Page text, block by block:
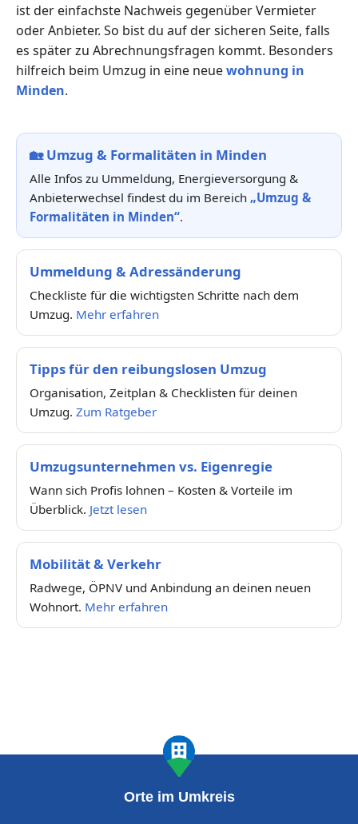
ist der einfachste Nachweis gegenüber Vermieter
oder Anbieter. So bist du auf der sicheren Seite, falls
es später zu Abrechnungsfragen kommt. Besonders
hilfreich beim Umzug in eine neuewohnung in
Minden.
🏡Umzug & Formalitäten in Minden
Alle Infos zu Ummeldung, Energieversorgung &
Anbieterwechsel findest du im Bereich „Umzug &
Formalitäten in Minden“.
Ummeldung & Adressänderung
Checkliste für die wichtigsten Schritte nach dem
Umzug. Mehr erfahren
Tipps für den reibungslosen Umzug
Organisation, Zeitplan & Checklisten für deinen
Umzug. Zum Ratgeber
Umzugsunternehmen vs. Eigenregie
Wann sich Profis lohnen – Kosten & Vorteile im
Überblick. Jetzt lesen
Mobilität & Verkehr
Radwege, ÖPNV und Anbindung an deinen neuen
Wohnort. Mehr erfahren
Orte im Umkreis